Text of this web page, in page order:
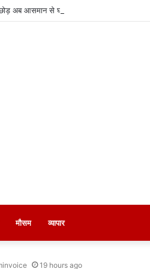
अब आसमान से घर पहुंचाएगी कार
मौसम व्यापार
19 hours ago